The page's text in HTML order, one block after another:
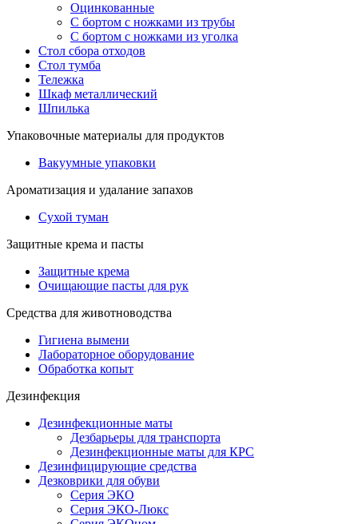
Оцинкованные
С бортом с ножками из трубы
С бортом с ножками из уголка
Стол сбора отходов
Стол тумба
Тележка
Шкаф металлический
Шпилька
Упаковочные материалы для продуктов
Вакуумные упаковки
Ароматизация и удалание запахов
Сухой туман
Защитные крема и пасты
Защитные крема
Очищающие пасты для рук
Средства для животноводства
Гигиена вымени
Лабораторное оборудование
Обработка копыт
Дезинфекция
Дезинфекционные маты
Дезбарьеры для транспорта
Дезинфекционные маты для КРС
Дезинфицирующие средства
Дезковрики для обуви
Серия ЭКО
Серия ЭКО-Люкс